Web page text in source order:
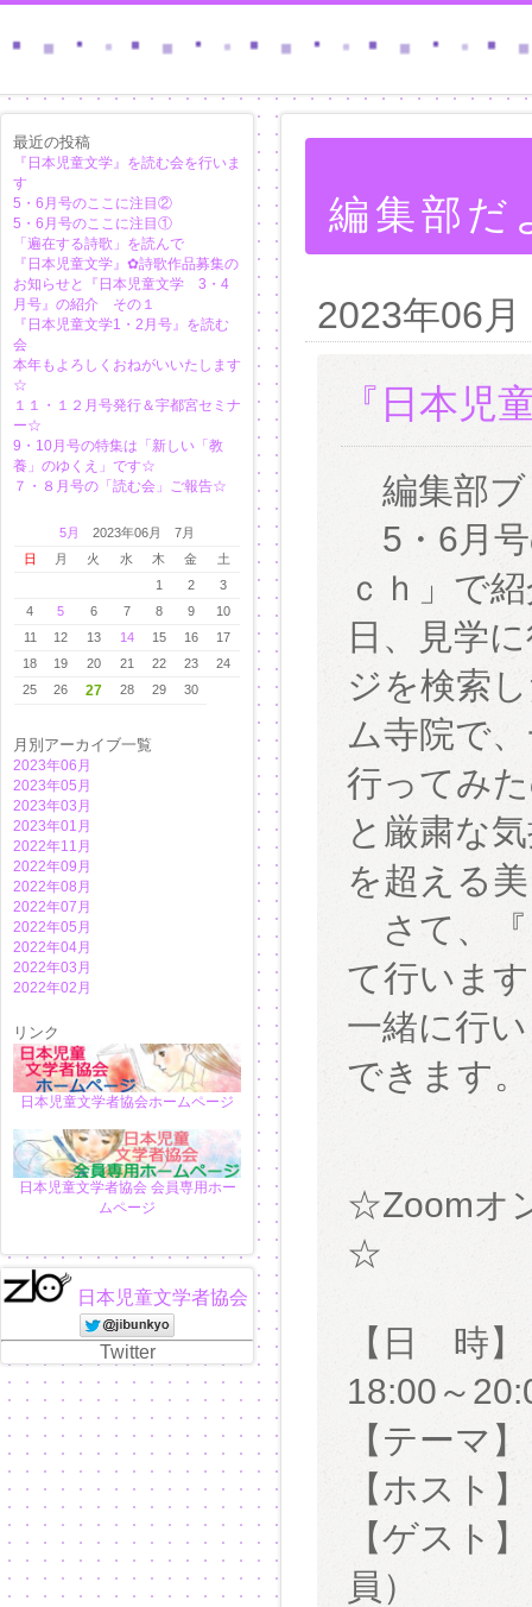
最近の投稿
『日本児童文学』を読む会を行いま
す
5・6月号のここに注目②
5・6月号のここに注目①
「遍在する詩歌」を読んで
『日本児童文学』✿詩歌作品募集の
お知らせと『日本児童文学 3・4
月号』の紹介 その１
『日本児童文学1・2月号』を読む
会
本年もよろしくおねがいいたします
☆
１１・１２月号発行＆宇都宮セミナ
ー☆
9・10月号の特集は「新しい「教
養」のゆくえ」です☆
７・８月号の「読む会」ご報告☆
5月
2023年06月 7月
日
月 火 水 木 金
土
1
2
3
4
5 6 7 8 9
10
11
12 13 14 15 16
17
18
19 20 21 22 23
24
25
26 27 28 29 30
月別アーカイブ一覧
2023年06月
2023年05月
2023年03月
2023年01月
2022年11月
2022年09月
2022年08月
2022年07月
2022年05月
2022年04月
2022年03月
2022年02月
リンク
日本児童文学者協会ホームページ
日本児童文学者協会 会員専用ホー
ムページ
日本児童文学者協会
Twitter
編集部だ
2023年06月
『日本児
編集部ブ
5・6月号
ｃｈ」で
日、見学
ジを検索
ム寺院で
行ってみ
と厳粛な
を超える
さて、『
て行いま
一緒に行
できます。
☆Zoomオ
☆
【日 時
18:00～
【テー
【ホス
【ゲス
員）